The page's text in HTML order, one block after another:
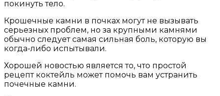
покинуть тело.
Крошечные камни в почках могут не вызывать
серьезных проблем, но за крупными камнями
обычно следует самая сильная боль, которую вы
когда-либо испытывали.
Хорошей новостью является то, что простой
рецепт коктейль может помочь вам устранить
почечные камни.